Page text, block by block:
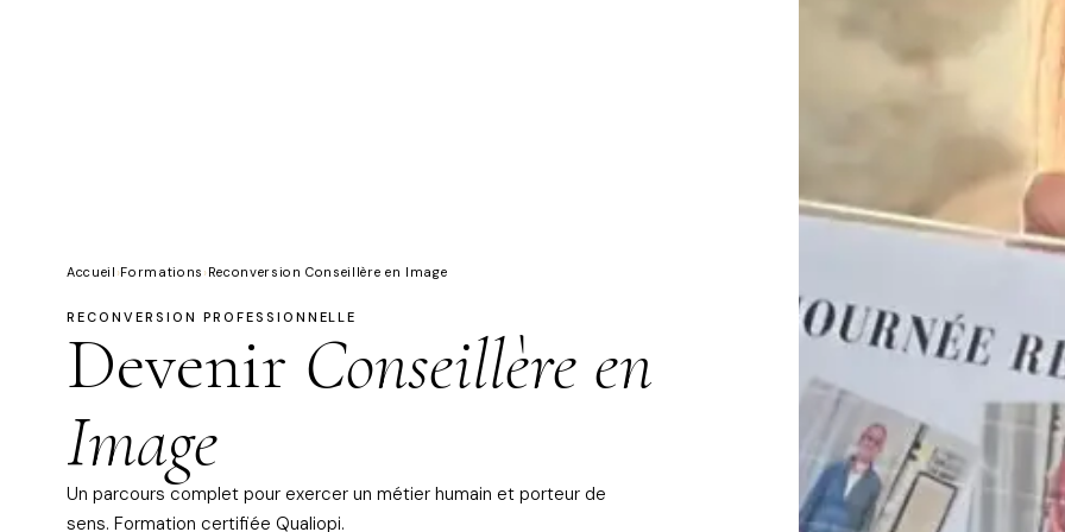
Accueil ›Formations ›Reconversion Conseillère en Image
RECONVERSION PROFESSIONNELLE
Devenir Conseillère en
Image
Un parcours complet pour exercer un métier humain et porteur de
sens. Formation certifiée Qualiopi.